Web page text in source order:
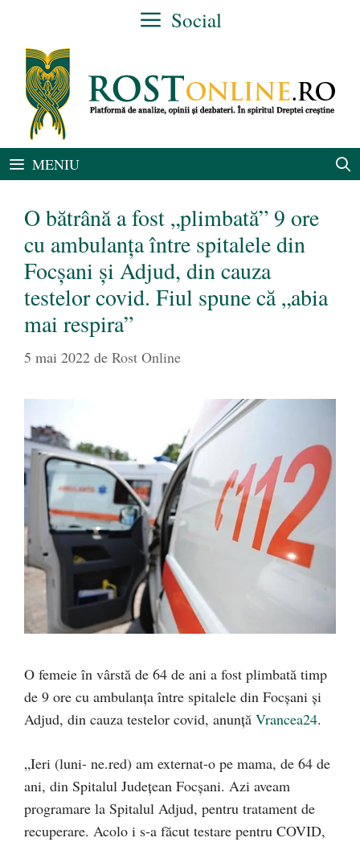
conținut
Social
MENIU
O bătrână a fost „plimbată” 9 ore
cu ambulanța între spitalele din
Focșani și Adjud, din cauza
testelor covid. Fiul spune că „abia
mai respira”
5 mai 2022 de Rost Online
O femeie în vârstă de 64 de ani a fost plimbată timp
de 9 ore cu ambulanța între spitalele din Focșani și
Adjud, din cauza testelor covid, anunță Vrancea24.
„Ieri (luni- ne.red) am externat-o pe mama, de 64 de
ani, din Spitalul Județean Focșani. Azi aveam
programare la Spitalul Adjud, pentru tratament de
recuperare. Acolo i s-a făcut testare pentru COVID,